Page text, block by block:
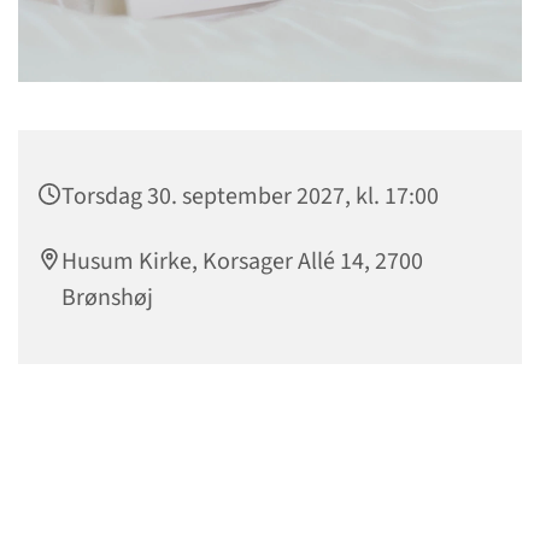
Torsdag 30. september 2027, kl. 17:00
Husum Kirke, Korsager Allé 14, 2700
Brønshøj